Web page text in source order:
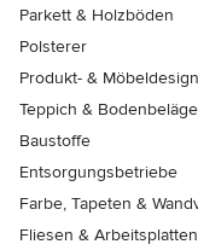
Parkett & Holzböden
Polsterer
Produkt- &
Teppich & Bodenbeläge
Baustoffe
Entsorgungsbetriebe
Farbe, Tapeten &
Fliesen & Arbeitsplatten